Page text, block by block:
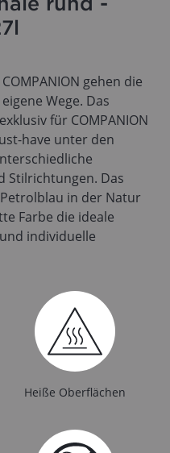
gehen die
Wege. Das
für COMPANION
have unter den
Stilrichtungen. Das
in der Natur
Farbe die ideale
individuelle
Heiße Oberflächen